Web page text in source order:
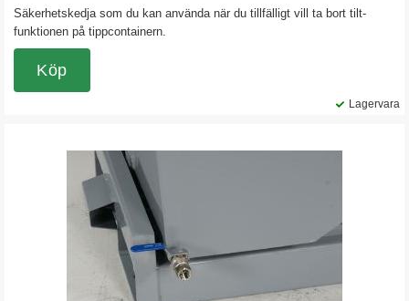
Säkerhetskedja som du kan använda när du tillfälligt vill ta bort tilt-
funktionen på tippcontainern.
Lagervara
Köp